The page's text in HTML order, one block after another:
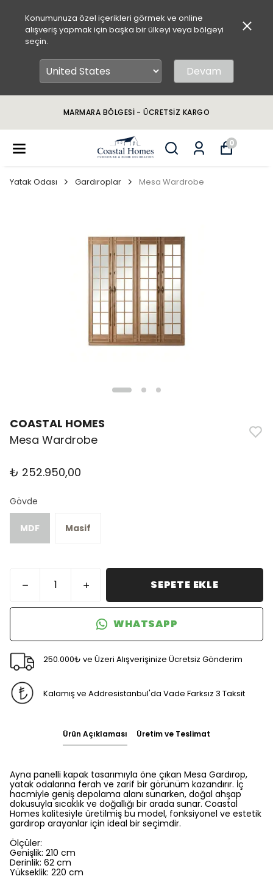
Konumunuza özel içerikleri görmek ve online
alışveriş yapmak için başka bir ülkeyi veya bölgeyi
seçin.
Devam
MARMARA BÖLGESİ - ÜCRETSİZ KARGO
0
Yatak Odası Gardıroplar Mesa Wardrobe
COASTAL HOMES
Mesa Wardrobe
₺ 252.950,00
Gövde
MDF Masif
SEPETE EKLE
WHATSAPP
250.000₺ ve Üzeri Alışverişinize Ücretsiz Gönderim
Kalamış ve Addresistanbul'da Vade Farksız 3 Taksit
Ürün Açıklaması Üretim ve Teslimat
Ayna panelli kapak tasarımıyla öne çıkan Mesa Gardırop,
yatak odalarına ferah ve zarif bir görünüm kazandırır. İç
hacmiyle geniş depolama alanı sunarken, doğal ahşap
dokusuyla sıcaklık ve doğallığı bir arada sunar. Coastal
Homes kalitesiyle üretilmiş bu model, fonksiyonel ve estetik
gardırop arayanlar için ideal bir seçimdir.
Ölçüler:
Genişlik: 210 cm
Derinlik: 62 cm
Yükseklik: 220 cm